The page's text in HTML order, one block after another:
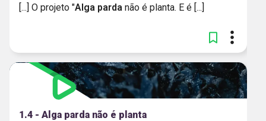
[...] O projeto "Alga parda não é planta. E é [...]
1.4 - Alga parda não é planta